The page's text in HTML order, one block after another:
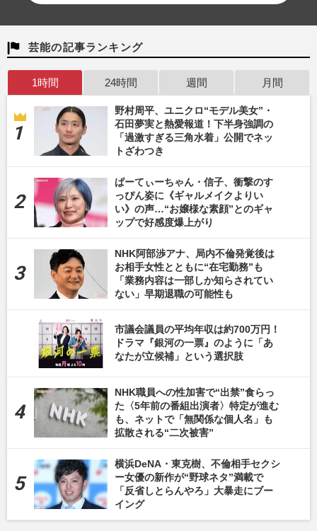
芸能の記事ランキング
1時間 24時間 週間 月間
野村周平、ユニクロ“モデル美女”・
石田夢実と熱愛報道！下半身強調の
「過激すぎる三角水着」公開でネッ
トざわつき
ぱーてぃーちゃん・信子、衝撃のす
っぴん姿に《ギャルメイクよりい
い》の声…“お嬢様な素顔”とのギャ
ップで好感度爆上がり
NHK阿部渉アナ、局内不倫発覚後は
お相手女性とともに“在宅勤務”も
「業務内容は一部しか知らされてい
ない」早期退職の可能性も
市議会議員の平均年収は約700万円！
ドラマ『銀河の一票』のように「あ
なたが立候補」という選択肢
NHK職員への性加害で“出禁”食らっ
た〈5年前の番組出演者〉特定が進む
も、ネットで「無関係な個人名」も
拡散される“二次被害”
横浜DeNA・東克樹、不倫相手セクシ
ー女優の新作が“野球ネタ”満載で
「反省しとらんやろ」大暴走にブー
イング